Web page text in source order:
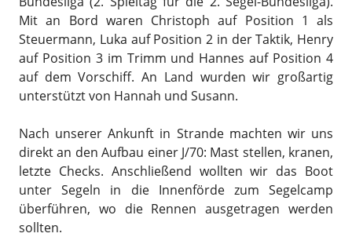
Mit an Bord waren Christoph auf Position 1 als
Steuermann, Luka auf Position 2 in der Taktik, Henry
auf Position 3 im Trimm und Hannes auf Position 4
auf dem Vorschiff. An Land wurden wir großartig
unterstützt von Hannah und Susann.
Nach unserer Ankunft in Strande machten wir uns
direkt an den Aufbau einer J/70: Mast stellen, kranen,
letzte Checks. Anschließend wollten wir das Boot
unter Segeln in die Innenförde zum Segelcamp
überführen, wo die Rennen ausgetragen werden
sollten.